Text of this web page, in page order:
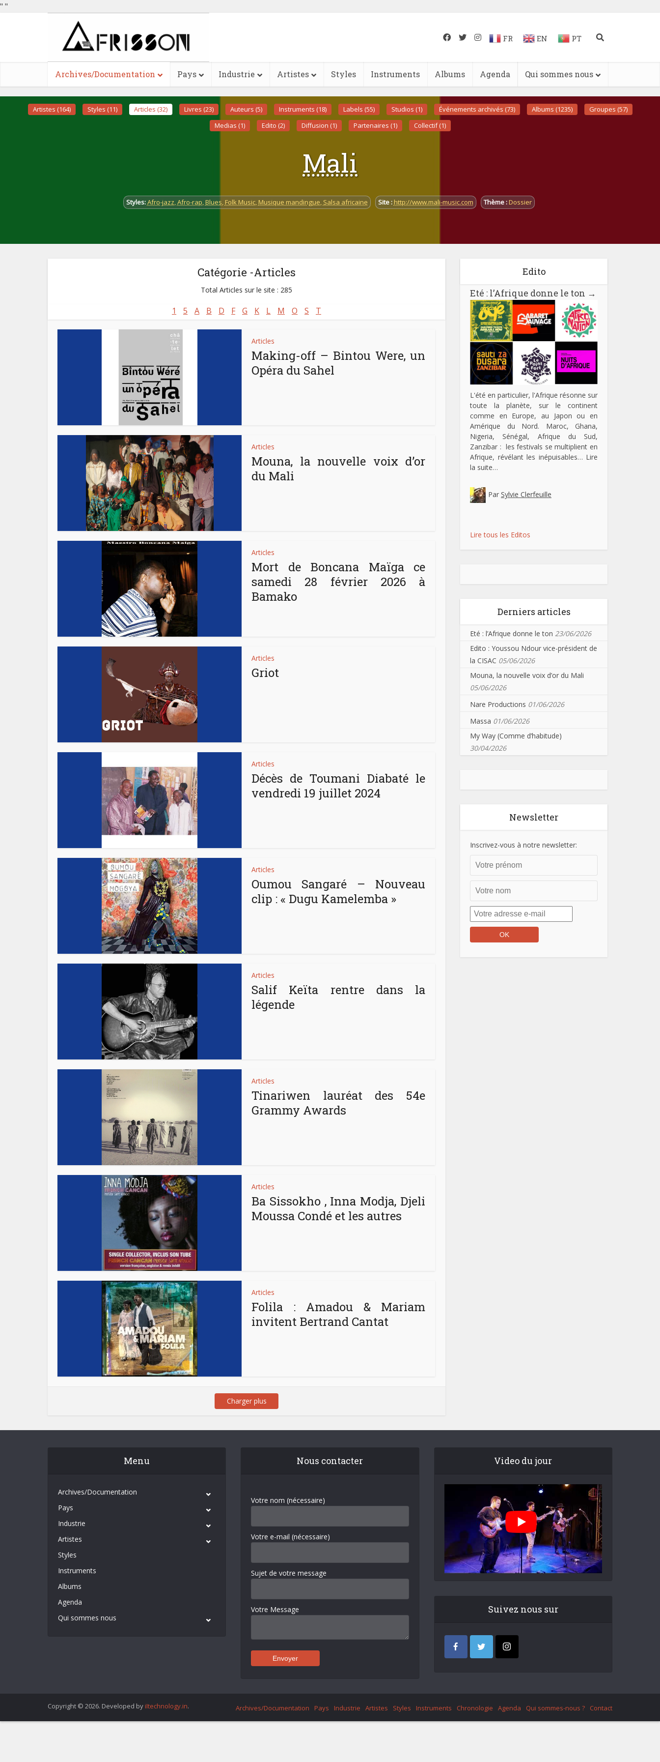
" "
FR EN PT
Archives/Documentation Pays Industrie Artistes Styles Instruments Albums Agenda Qui sommes nous
Artistes (164) Styles (11) Articles (32) Livres (23) Auteurs (5) Instruments (18) Labels (55) Studios (1) Événements archivés (73) Albums (1235)
Groupes (57)
Medias (1)
Edito (2) Diffusion (1) Partenaires (1) Collectif (1)
Mali
Styles:Afro-jazz,Afro-rap,Blues, Folk Music, Musique mandingue, Salsa africaine Site : http://www.mali-music.com Thème :Dossier
Catégorie -Articles
Total Articles sur le site : 285
1 5 A B D F G K L M O S T
Articles
Making-off – Bintou Were, un
Opéra du Sahel
Articles
Mouna, la nouvelle voix d’or
du Mali
Articles
Mort de Boncana Maïga ce
samedi 28 février 2026 à
Bamako
Articles
Griot
Articles
Décès de Toumani Diabaté le
vendredi 19 juillet 2024
Articles
Oumou Sangaré – Nouveau
clip : « Dugu Kamelemba »
Articles
Salif Keïta rentre dans la
légende
Articles
Tinariwen lauréat des 54e
Grammy Awards
Articles
Ba Sissokho , Inna Modja, Djeli
Moussa Condé et les autres
Articles
Folila : Amadou & Mariam
invitent Bertrand Cantat
Charger plus
Edito
Eté : l’Afrique donne le ton →
L'été en particulier, l'Afrique résonne sur
toute la planète, sur le continent
comme en Europe, au Japon ou en
Amérique du Nord. Maroc, Ghana,
Nigeria, Sénégal, Afrique du Sud,
Zanzibar : les festivals se multiplient en
Afrique, révélant les inépuisables… Lire
la suite…
Par Sylvie Clerfeuille
Lire tous les Editos
Derniers articles
Eté : l’Afrique donne le ton 23/06/2026
Edito : Youssou Ndour vice-président de
la CISAC 05/06/2026
Mouna, la nouvelle voix d’or du Mali
05/06/2026
Nare Productions 01/06/2026
Massa 01/06/2026
My Way (Comme d’habitude)
30/04/2026
Newsletter
Inscrivez-vous à notre newsletter:
Menu
Archives/Documentation
Pays
Industrie
Artistes
Styles
Instruments
Albums
Agenda
Qui sommes nous
Nous contacter
Votre nom (nécessaire)
Votre e-mail (nécessaire)
Sujet de votre message
Votre Message
Video du jour
Suivez nous sur
Copyright © 2026. Developed by iItechnology.in. Archives/Documentation Pays Industrie Artistes Styles Instruments Chronologie Agenda Qui sommes-nous ? Contact